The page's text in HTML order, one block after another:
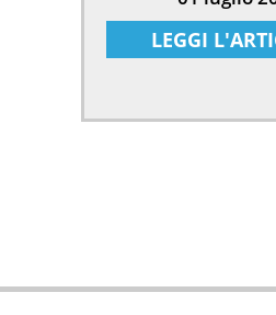
LEGGI